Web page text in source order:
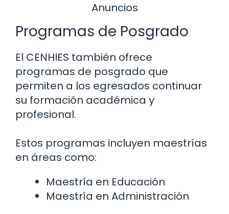
Anuncios
Programas de Posgrado
El CENHIES también ofrece
programas de posgrado que
permiten a los egresados continuar
su formación académica y
profesional.
Estos programas incluyen maestrías
en áreas como:
Maestría en Educación
Maestría en Administración